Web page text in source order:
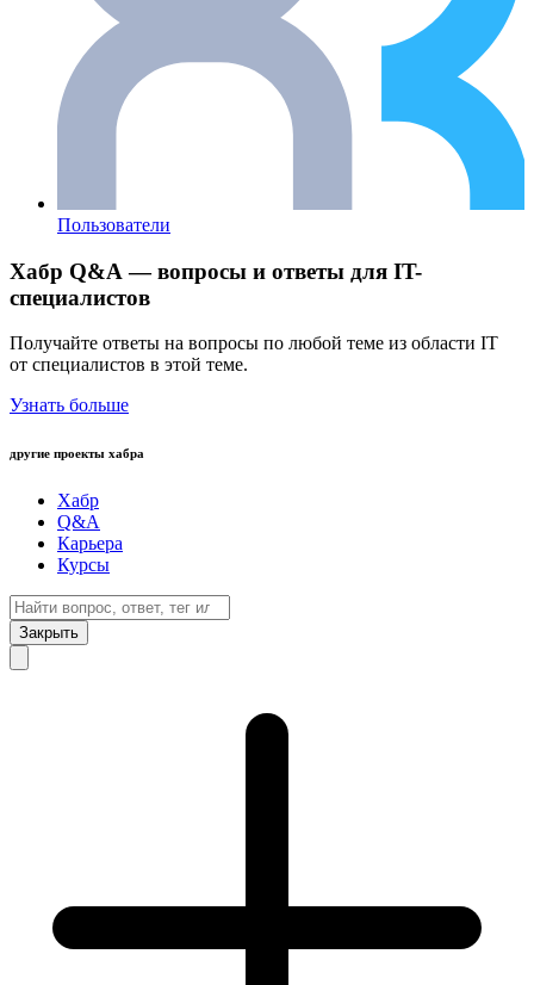
Пользователи
Хабр Q&A — вопросы и ответы для IT-
специалистов
Получайте ответы на вопросы по любой теме из области IT
от специалистов в этой теме.
Узнать больше
другие проекты хабра
Хабр
Q&A
Карьера
Курсы
Закрыть